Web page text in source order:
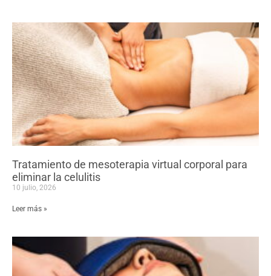
Tratamiento de mesoterapia virtual corporal para
eliminar la celulitis
10 julio, 2026
Leer más »